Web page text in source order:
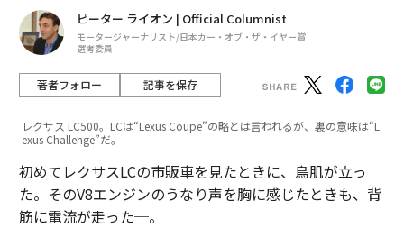
ピーター ライオン | Official Columnist
モータージャーナリスト/日本カー・オブ・ザ・イヤー賞
選考委員
著者フォロー 記事を保存
レクサス LC500。LCは“Lexus Coupe”の略とは言われるが、裏の意味は“L
exus Challenge”だ。
初めてレクサスLCの市販車を見たときに、鳥肌が立っ
た。そのV8エンジンのうなり声を胸に感じたときも、背
筋に電流が走った─。